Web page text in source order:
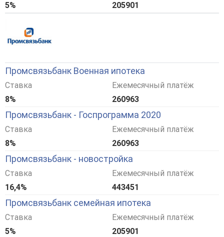
5%
205901
Промсвязьбанк Военная ипотека
Ставка
8%
Ежемесячный платёж
260963
Промсвязьбанк - Госпрограмма 2020
Ставка
8%
Ежемесячный платёж
260963
Промсвязьбанк - новостройка
Ставка
16,4%
Ежемесячный платёж
443451
Промсвязьбанк семейная ипотека
Ставка
5%
Ежемесячный платёж
205901